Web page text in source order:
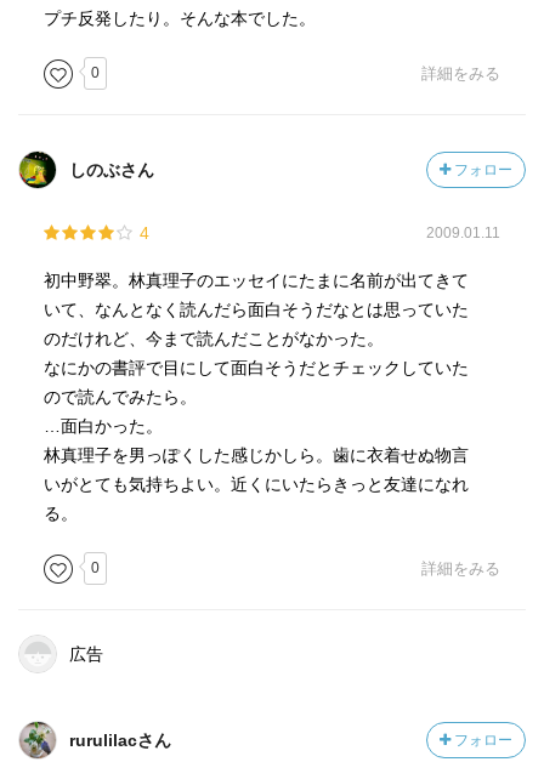
プチ反発したり。そんな本でした。
0 詳細をみる
しのぶさん フォロー
4 2009.01.11
初中野翠。林真理子のエッセイにたまに名前が出てきて
いて、なんとなく読んだら面白そうだなとは思っていた
のだけれど、今まで読んだことがなかった。
なにかの書評で目にして面白そうだとチェックしていた
ので読んでみたら。
…面白かった。
林真理子を男っぽくした感じかしら。歯に衣着せぬ物言
いがとても気持ちよい。近くにいたらきっと友達になれ
る。
0 詳細をみる
広告
rurulilacさん フォロー